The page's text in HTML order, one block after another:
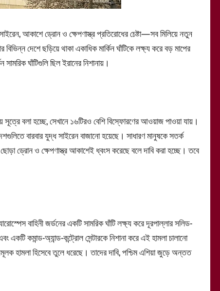
আকাশে ড্রোন ও ক্ষেপণাস্ত্র প্রতিরোধের চেষ্টা—সব মিলিয়ে নতুন
দেশে ছড়িয়ে থাকা একাধিক মার্কিন ঘাঁটিকে লক্ষ্য করে বড় মাপের
ঘাঁটিগুলি ছিল ইরানের নিশানায়।
সূত্রে বলা হচ্ছে, সেখানে ১৬টিরও বেশি বিস্ফোরণের আওয়াজ পাওয়া যায়।
বারবার যুদ্ধ সাইরেন বাজানো হয়েছে। সাধারণ মানুষকে সতর্ক
ড্রোন ও ক্ষেপণাস্ত্র আকাশেই ধ্বংস করেছে বলে দাবি করা হচ্ছে। তবে
বাহিনী জর্ডনের একটি সামরিক ঘাঁটি লক্ষ্য করে দূরপাল্লার সলিড-
একটি কমান্ড-অ্যান্ড-কন্ট্রোল সেন্টারকে নিশানা করে এই হামলা চালানো
হামলা হিসেবে তুলে ধরেছে। তাদের দাবি, পশ্চিম এশিয়া জুড়ে অন্তত